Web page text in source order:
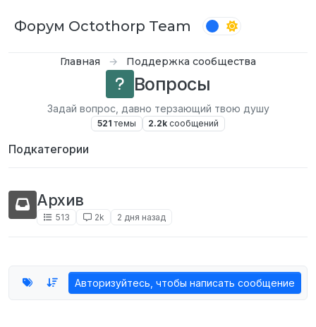
Форум Octothorp Team
Главная Поддержка сообщества
Вопросы
Задай вопрос, давно терзающий твою душу
521 темы 2.2k сообщений
Подкатегории
Архив
513 2k 2 дня назад
Авторизуйтесь, чтобы написать сообщение